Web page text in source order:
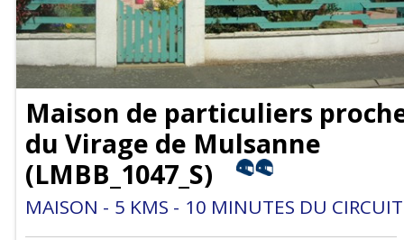
Maison de particuliers
du Virage de Mulsanne
(LMBB_1047_S)
MAISON 5 KMS 10 MINUTES DU CIRCUIT